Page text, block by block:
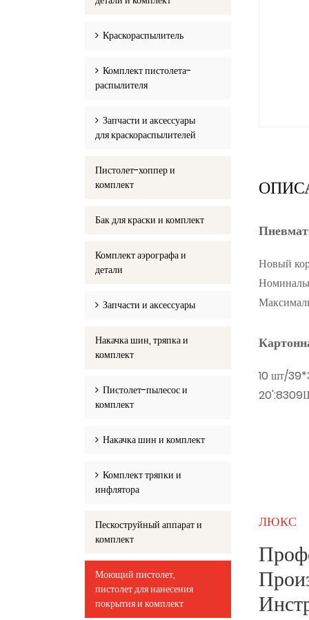
Краскораспылитель
Комплект пистолета-
распылителя
Запчасти и аксессуары
для краскораспылителей
Пистолет-хоппер и
комплект
Бак для краски и комплект
Комплект аэрографа и
детали
Запчасти и аксессуары
Накачка шин, тряпка и
комплект
Пистолет-пылесос и
комплект
Накачка шин и комплект
Комплект тряпки и
инфлятора
Пескоструйный аппарат и
комплект
Моющий пистолет,
пистолет для нанесения
покрытия и комплект
Новый
10 шт/
ЛЮКС